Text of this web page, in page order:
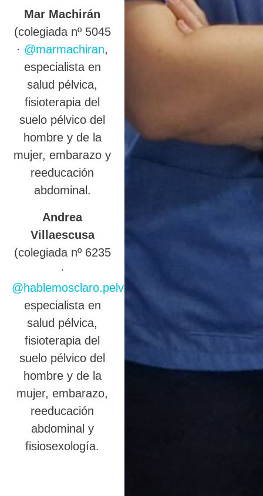
Mar Machirán
(colegiada nº 5045
· @marmachiran,
especialista en
salud pélvica,
fisioterapia del
suelo pélvico del
hombre y de la
mujer, embarazo y
reeducación
abdominal.
Andrea
Villaescusa
(colegiada nº 6235
·
@hablemosclaro.pelvic
),
especialista en
salud pélvica,
fisioterapia del
suelo pélvico del
hombre y de la
mujer, embarazo,
reeducación
abdominal y
fisiosexología.